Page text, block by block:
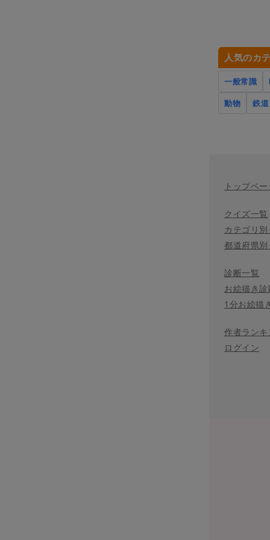
人気のカ
一般常識
動物
鉄道
トップペ
クイズ一覧
カテゴリ
都道府県
診断一覧
お絵描き
1分お絵描
作者ラン
ログイン